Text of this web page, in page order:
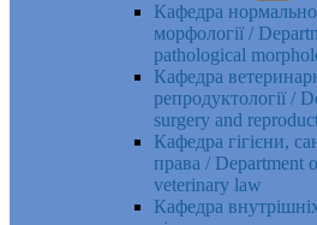
Кафедра
морфології /
pathological
Кафедра
репродуктології /
surgery and
Кафедра гігієни,
права / Department
veterinary law
Кафедра